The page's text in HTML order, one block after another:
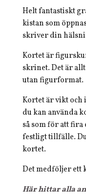
Helt fantastiskt
kistan som
skriver din
Kortet är
skrinet. Det är
utan figurformat.
Kortet är vikt och
du kan använda
så som för att
festligt tillfälle.
kortet.
Det medföljer ett
Här hittar alla